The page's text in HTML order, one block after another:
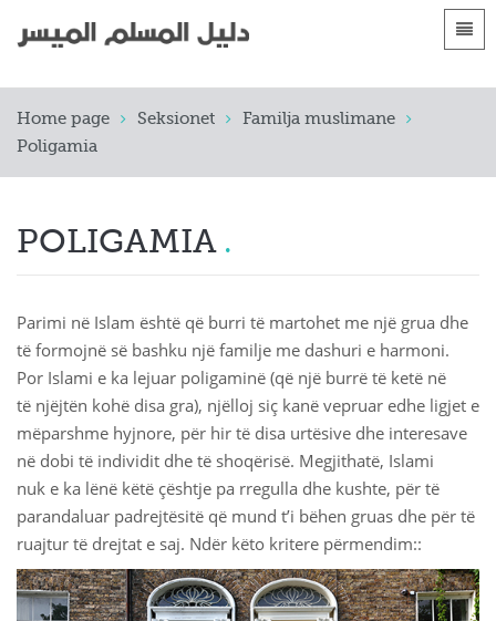
Parashtrime
الأقسام
Shqip
English
Français
Hausa
Bahasa Indonesia
Қазақ
فارسی
Home page Seksionet
Familja muslimane
Poligamia
POLIGAMIA
Parimi në Islam është që burri të martohet me një grua dhe
të formojnë së bashku një familje me dashuri e harmoni.
Por Islami e ka lejuar poligaminë (që një burrë të ketë në
të njëjtën kohë disa gra), njëlloj siç kanë vepruar edhe ligjet e
mëparshme hyjnore, për hir të disa urtësive dhe interesave
në dobi të individit dhe të shoqërisë. Megjithatë, Islami
nuk e ka lënë këtë çështje pa rregulla dhe kushte, për të
parandaluar padrejtësitë që mund t’i bëhen gruas dhe për të
ruajtur të drejtat e saj. Ndër këto kritere përmendim::